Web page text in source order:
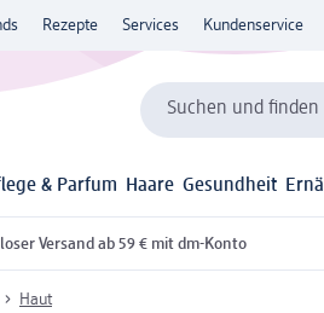
Rezepte Services Kundenservice
Suchen und finden
& Parfum Haare Gesundheit
Versand ab 59 € mit dm-Konto
Haut